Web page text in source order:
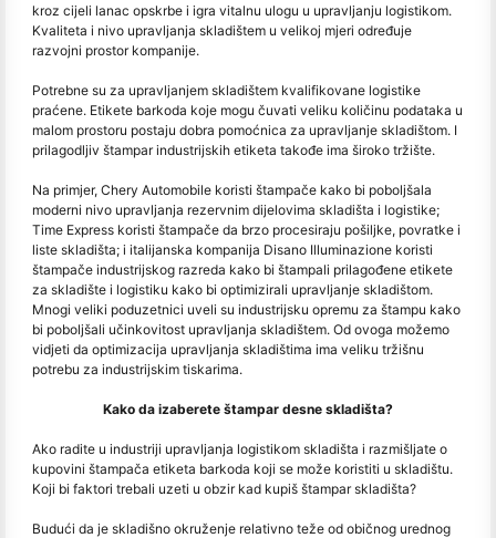
kroz cijeli lanac opskrbe i igra vitalnu ulogu u upravljanju logistikom.
Kvaliteta i nivo upravljanja skladištem u velikoj mjeri određuje
razvojni prostor kompanije.
Potrebne su za upravljanjem skladištem kvalifikovane logistike
praćene. Etikete barkoda koje mogu čuvati veliku količinu podataka u
malom prostoru postaju dobra pomoćnica za upravljanje skladištom. I
prilagodljiv štampar industrijskih etiketa takođe ima široko tržište.
Na primjer, Chery Automobile koristi štampače kako bi poboljšala
moderni nivo upravljanja rezervnim dijelovima skladišta i logistike;
Time Express koristi štampače da brzo procesiraju pošiljke, povratke i
liste skladišta; i italijanska kompanija Disano Illuminazione koristi
štampače industrijskog razreda kako bi štampali prilagođene etikete
za skladište i logistiku kako bi optimizirali upravljanje skladištom.
Mnogi veliki poduzetnici uveli su industrijsku opremu za štampu kako
bi poboljšali učinkovitost upravljanja skladištem. Od ovoga možemo
vidjeti da optimizacija upravljanja skladištima ima veliku tržišnu
potrebu za industrijskim tiskarima.
Kako da izaberete štampar desne skladišta?
Ako radite u industriji upravljanja logistikom skladišta i razmišljate o
kupovini štampača etiketa barkoda koji se može koristiti u skladištu.
Koji bi faktori trebali uzeti u obzir kad kupiš štampar skladišta?
Budući da je skladišno okruženje relativno teže od običnog urednog